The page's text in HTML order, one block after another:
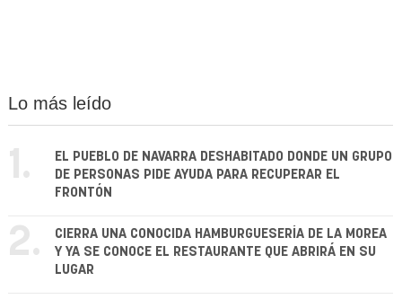
Lo más leído
1.
EL PUEBLO DE NAVARRA DESHABITADO DONDE UN GRUPO
DE PERSONAS PIDE AYUDA PARA RECUPERAR EL
FRONTÓN
2.
CIERRA UNA CONOCIDA HAMBURGUESERÍA DE LA MOREA
Y YA SE CONOCE EL RESTAURANTE QUE ABRIRÁ EN SU
LUGAR